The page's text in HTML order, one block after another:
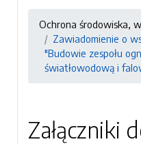
Ochrona środowiska,
Zawiadomienie o
"Budowie zespołu
światłowodową i
Załączniki